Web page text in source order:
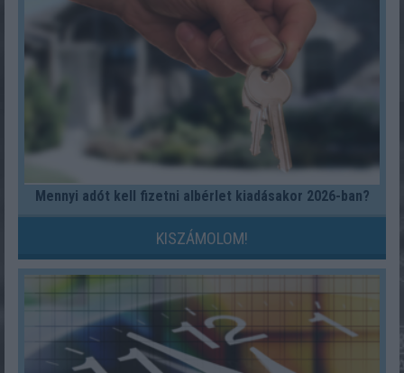
Mennyi adót kell fizetni albérlet kiadásakor 2026-ban?
KISZÁMOLOM!